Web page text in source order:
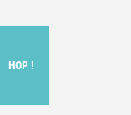
HOP !